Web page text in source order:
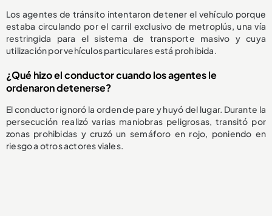
Los agentes de tránsito intentaron detener el vehículo porque
estaba circulando por el carril exclusivo de metroplús, una vía
restringida para el sistema de transporte masivo y cuya
utilización por vehículos particulares está prohibida.
¿Qué hizo el conductor cuando los agentes le
ordenaron detenerse?
El conductor ignoró la orden de pare y huyó del lugar. Durante la
persecución realizó varias maniobras peligrosas, transitó por
zonas prohibidas y cruzó un semáforo en rojo, poniendo en
riesgo a otros actores viales.